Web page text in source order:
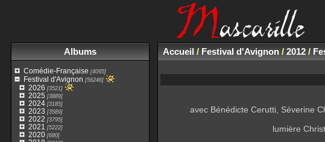
Albums
Comédie-Française [4095]
Festival d'Avignon [56246]
2026 [3521]
2025 [3889]
2024[3185]
2023 [3589]
2022 [3795]
2021 [5222]
2020[680]
Accueil/ Festival d'Avignon/ 2012/
avec Bénédicte Cerutti, Séverine
lumière